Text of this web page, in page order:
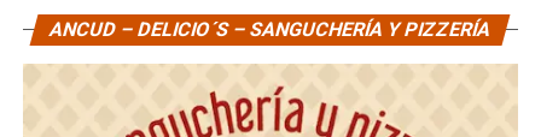
ANCUD – DELICIO´S – SANGUCHERÍA Y PIZZERÍA